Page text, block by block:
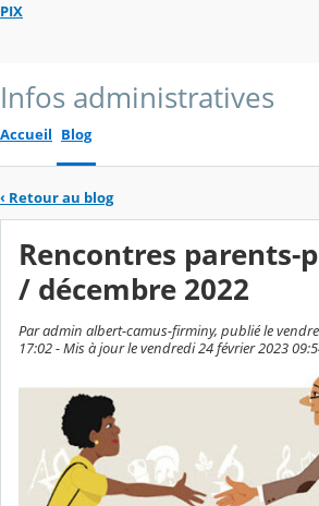
PIX
Infos administratives
Accueil Blog
‹ Retour au blog
Rencontres parents-
/ décembre 2022
Par admin albert-camus-firminy, publié le
17:02 - Mis à jour le vendredi 24 février 2023